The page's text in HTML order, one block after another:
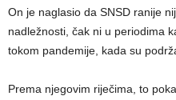
On je naglasio da SNSD ranije
nadležnosti, čak ni u periodima
tokom pandemije, kada su
Prema njegovim riječima, to